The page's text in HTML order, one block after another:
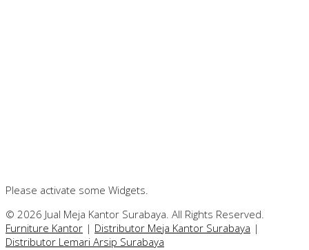
Please activate some Widgets.
© 2026 Jual Meja Kantor Surabaya. All Rights Reserved.
Furniture Kantor | Distributor Meja Kantor Surabaya |
Distributor Lemari Arsip Surabaya